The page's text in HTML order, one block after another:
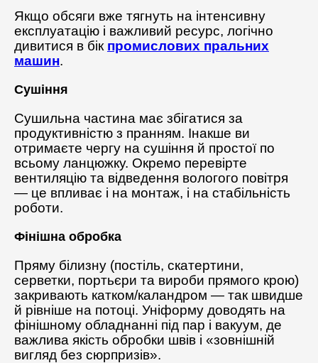
Якщо обсяги вже тягнуть на інтенсивну
експлуатацію і важливий ресурс, логічно
дивитися в бік промислових пральних
машин.
Сушіння
Сушильна частина має збігатися за
продуктивністю з пранням. Інакше ви
отримаєте чергу на сушіння й простої по
всьому ланцюжку. Окремо перевірте
вентиляцію та відведення вологого повітря
— це впливає і на монтаж, і на стабільність
роботи.
Фінішна обробка
Пряму білизну (постіль, скатертини,
серветки, портьєри та вироби прямого крою)
закривають катком/каландром — так швидше
й рівніше на потоці. Уніформу доводять на
фінішному обладнанні під пар і вакуум, де
важлива якість обробки швів і «зовнішній
вигляд без сюрпризів».